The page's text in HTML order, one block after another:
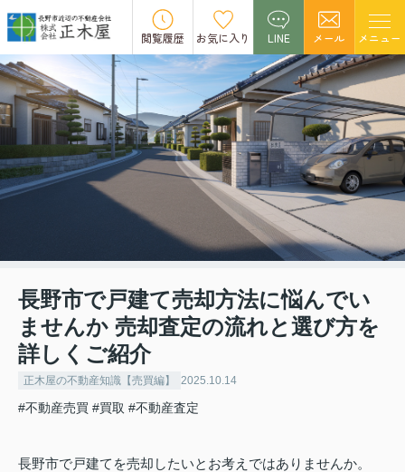
閲覧履歴 お気に入り LINE メール メニュー
長野市で戸建て売却方法に悩んでい
ませんか 売却査定の流れと選び方を
詳しくご紹介
正木屋の不動産知識【売買編】 2025.10.14
#不動産売買 #買取 #不動産査定
長野市で戸建てを売却したいとお考えではありませんか。